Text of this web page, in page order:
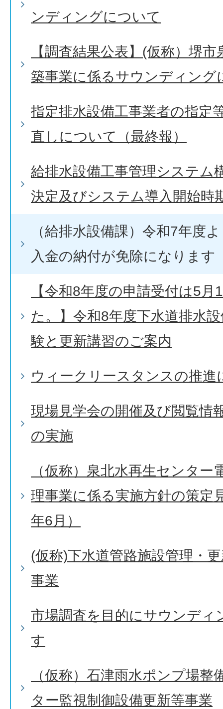
ンディングについて
【調査結果公表】(仮称）堺
築事業に係るサウンディング
指定排水設備工事業者の指定
直しについて（最終報）
給排水設備工事管理システム
決定及びシステム導入開始時
（給排水設備課）令和7年度
入金の納付が免除になります
【令和8年度の申請受付は5
た。】令和8年度下水道排水
験と更新講習のご案内
ウィークリースタンスの推進
現場見学会の開催及び閲覧情
の実施
（仮称）泉北水再生センター
理事業に係る実施方針の策定
年6月）
(仮称)下水道管路施設管理・
事業
市場調査を目的にサウンディ
す
（仮称）石津雨水ポンプ場
ター監視制御設備更新等事業